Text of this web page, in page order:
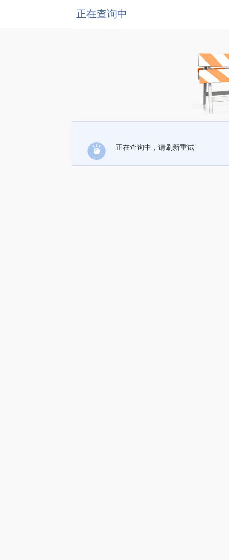
正在查询中
正在查询中，请刷新重试